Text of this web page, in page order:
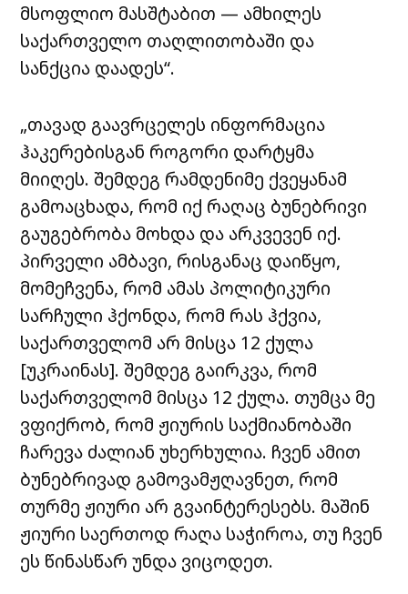
მსოფლიო მასშტაბით — ამხილეს
საქართველო თაღლითობაში და
სანქცია დაადეს“.
„თავად გაავრცელეს ინფორმაცია
ჰაკერებისგან როგორი დარტყმა
მიიღეს. შემდეგ რამდენიმე ქვეყანამ
გამოაცხადა, რომ იქ რაღაც ბუნებრივი
გაუგებრობა მოხდა და არკვევენ იქ.
პირველი ამბავი, რისგანაც დაიწყო,
მომეჩვენა, რომ ამას პოლიტიკური
სარჩული ჰქონდა, რომ რას ჰქვია,
საქართველომ არ მისცა 12 ქულა
[უკრაინას]. შემდეგ გაირკვა, რომ
საქართველომ მისცა 12 ქულა. თუმცა მე
ვფიქრობ, რომ ჟიურის საქმიანობაში
ჩარევა ძალიან უხერხულია. ჩვენ ამით
ბუნებრივად გამოვამჟღავნეთ, რომ
თურმე ჟიური არ გვაინტერესებს. მაშინ
ჟიური საერთოდ რაღა საჭიროა, თუ ჩვენ
ეს წინასწარ უნდა ვიცოდეთ.